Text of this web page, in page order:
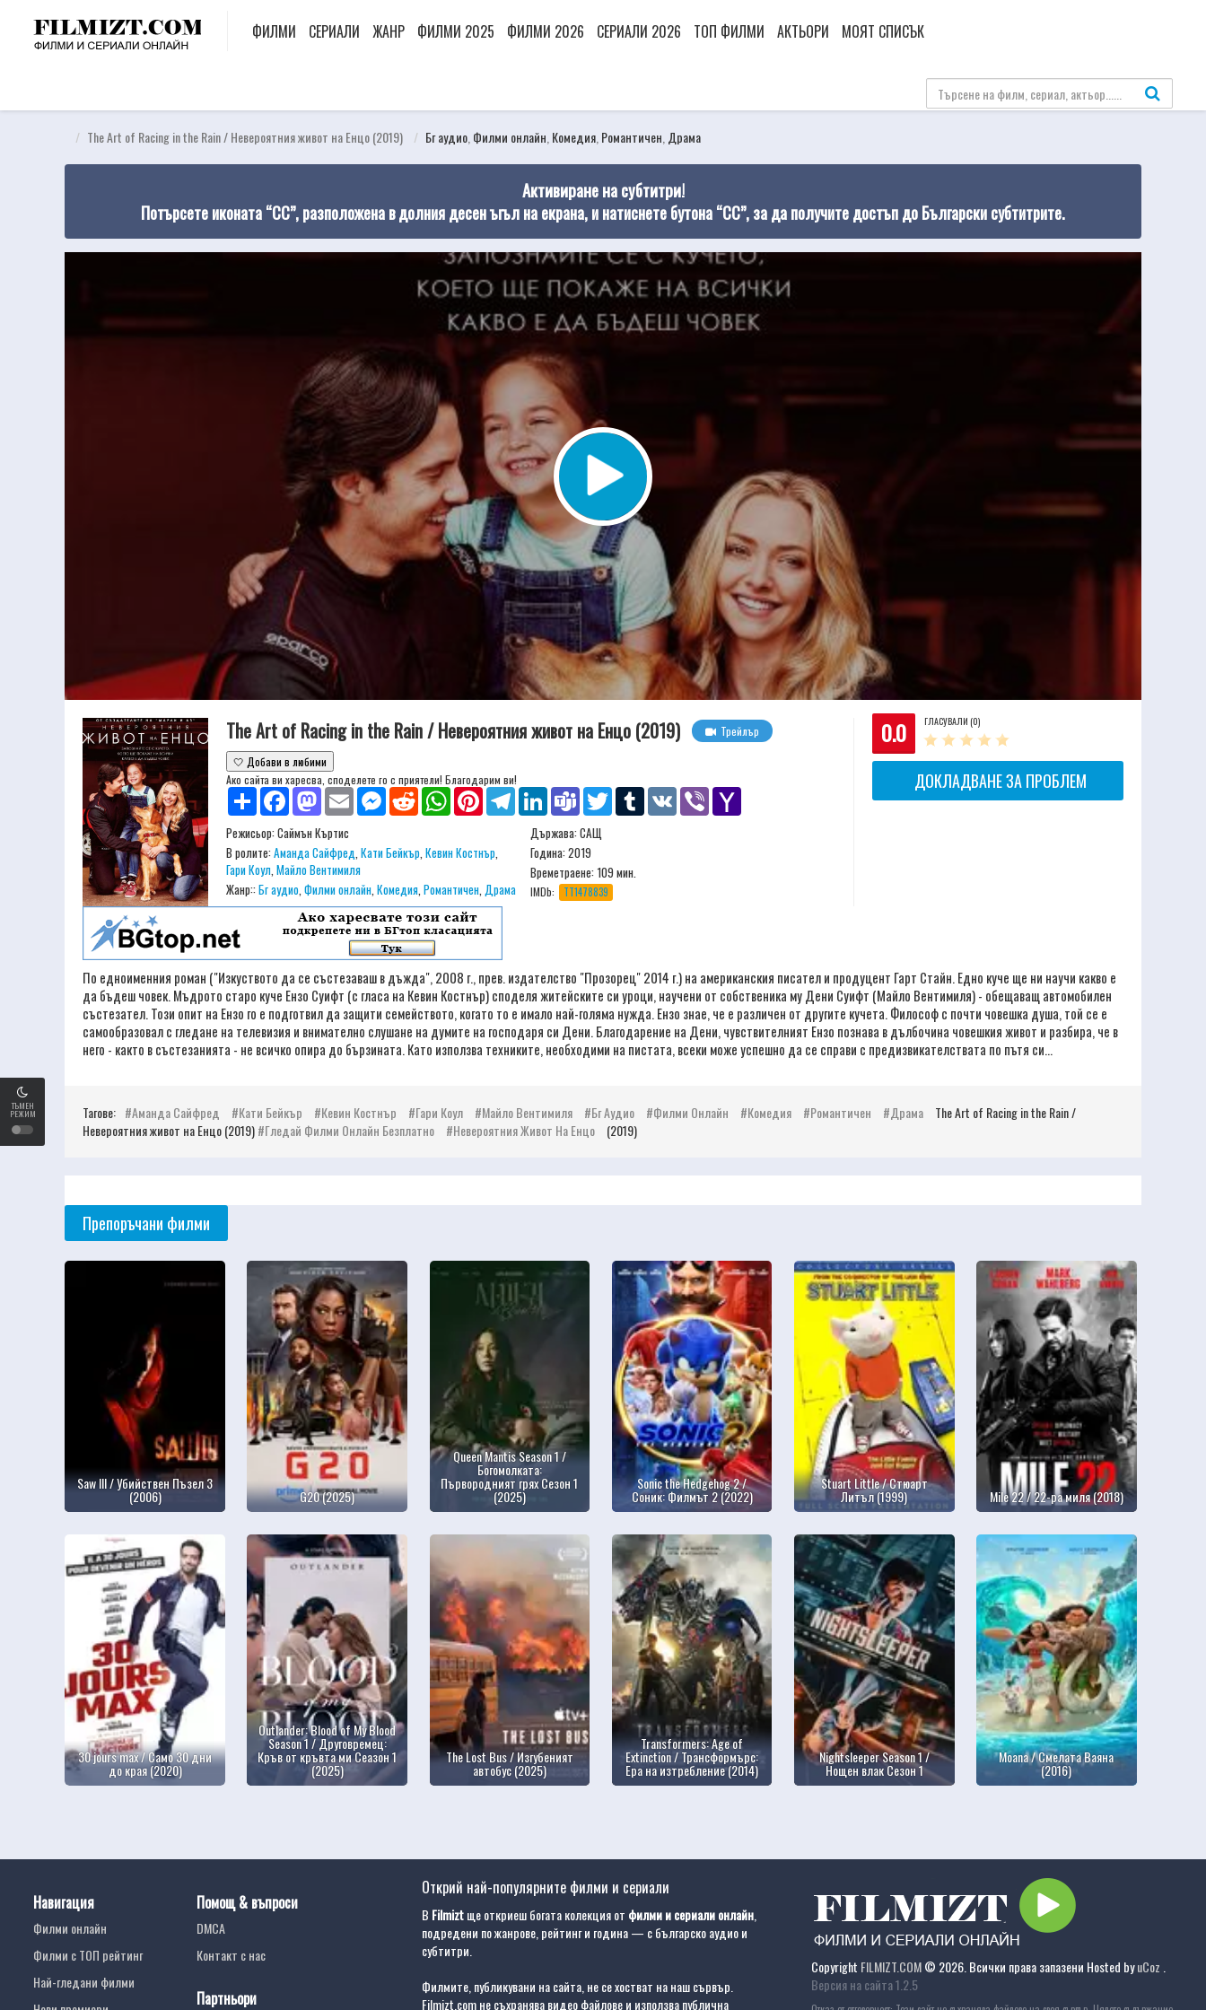
ТЪМЕН
РЕЖИМ
ФИЛМИ СЕРИАЛИ ЖАНР ФИЛМИ 2025 ФИЛМИ 2026 СЕРИАЛИ 2026 ТОП ФИЛМИ АКТЬОРИ МОЯТ СПИСЪК
The Art of Racing in the Rain / Невероятния живот на Енцо (2019) Бг аудио Филми онлайн Комедия Романтичен Драма
Активиране на субтитри!
Потърсете иконата “CC”, разположена в долния десен ъгъл на екрана, и натиснете бутона “CC”, за да получите достъп до Български субтитрите.
0.0 ГЛАСУВАЛИ (0)
ДОКЛАДВАНЕ ЗА ПРОБЛЕМ
The Art of Racing in the Rain / Невероятния живот на Енцо (2019)
Трейлър
🤍 Добави в любими
Ако сайта ви харесва, споделете го с приятели! Благодарим ви!
Share
FacebookMastodonEmail MessengerReddit WhatsAppPinterestTelegramLinkedIn Teams Twitter Tumblr VK Viber
Режисьор:Саймън Къртис
В ролите:Аманда Сайфред,Кати Бейкър,Кевин Костнър,
Гари Коул,Майло Вентимиля
Жанр::Бг аудио,Филми онлайн,Комедия,Романтичен,Драма
Държава: САЩ
Година: 2019
Времетраене:109 мин.
IMDb: TT1478839
По едноименния роман ("Изкуството да се състезаваш в дъжда", 2008 г., прев. издателство "Прозорец" 2014 г.) на американския писател и продуцент Гарт Стайн. Едно куче ще ни научи какво е
да бъдеш човек. Мъдрото старо куче Ензо Суифт (с гласа на Кевин Костнър) споделя житейските си уроци, научени от собственика му Дени Суифт (Майло Вентимиля) - обещаващ автомобилен
състезател. Този опит на Ензо го е подготвил да защити семейството, когато то е имало най-голяма нужда. Ензо знае, че е различен от другите кучета. Философ с почти човешка душа, той се е
самообразовал с гледане на телевизия и внимателно слушане на думите на господаря си Дени. Благодарение на Дени, чувствителният Ензо познава в дълбочина човешкия живот и разбира, че в
него - както в състезанията - не всичко опира до бързината. Като използва техниките, необходими на пистата, всеки може успешно да се справи с предизвикателствата по пътя си...
Тагове: Аманда Сайфред Кати Бейкър Кевин Костнър Гари Коул Майло Вентимиля Бг Аудио Филми Онлайн Комедия Романтичен Драма
The Art of Racing in the Rain /
Невероятния живот на Енцо (2019) Гледай Филми Онлайн Безплатно Невероятния Живот На Енцо (2019)
Препоръчани филми
Saw III / Убийствен Пъзел 3
(2006) G20 (2025)
Queen Mantis Season 1 /
Богомолката:
Първородният грях Сезон 1
(2025)
Sonic the Hedgehog 2 /
Соник: Филмът 2 (2022)
Stuart Little / Стюарт
Литъл (1999) Mile 22 / 22-ра миля (2018)
30 jours max / Само 30 дни
до края (2020)
Outlander: Blood of My Blood
Season 1 / Друговремец:
Кръв от кръвта ми Сеазон 1
(2025)
The Lost Bus / Изгубеният
автобус (2025)
Transformers: Age of
Extinction / Трансформърс:
Ера на изтребление (2014)
Nightsleeper Season 1 /
Нощен влак Сезон 1
Moana / Смелата Ваяна
(2016)
Навигация
Филми онлайн
Филми с ТОП рейтинг
Най-гледани филми
Помощ & въпроси
DMCA
Контакт с нас
Партньори
Открий най-популярните филми и сериали
В Filmiztще откриеш богата колекция от филми и сериали онлайн
подредени по жанрове, рейтинг и година — с българско аудио и
субтитри.
Филмите, публикувани на сайта, не се хостват на наш сървър.
Filmizt.com не съхранява видео файлове и използва публична
Copyright FILMIZT.COM© 2026. Всички права запазени Hosted byuCoz
Версия на сайта 1.2.5